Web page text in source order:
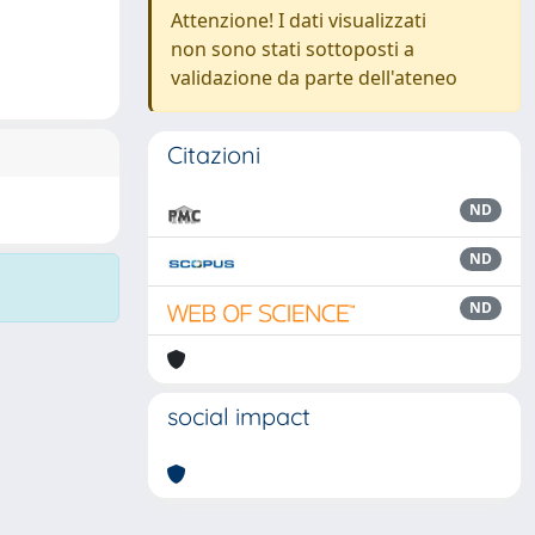
Attenzione! I dati visualizzati
non sono stati sottoposti a
validazione da parte dell'ateneo
Citazioni
ND
ND
ND
social impact